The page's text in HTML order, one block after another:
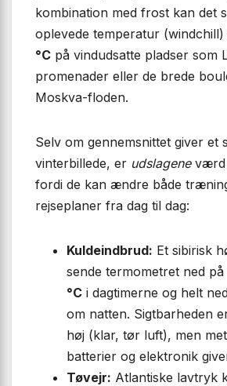
kombination med frost kan det
oplevede temperatur
°C på vindudsatte pladser som
promenader eller de brede
Moskva-floden.
Selv om gennemsnittet giver et
vinterbillede, er udslageneværd
fordi de kan ændre både
rejseplaner fra dag til dag:
Kuldeindbrud: Et sibirisk
sende termometret ned på
°C i dagtimerne og helt
om natten. Sigtbarheden
høj (klar, tør luft), men
batterier og elektronik
Tøvejr: Atlantiske lavtryk